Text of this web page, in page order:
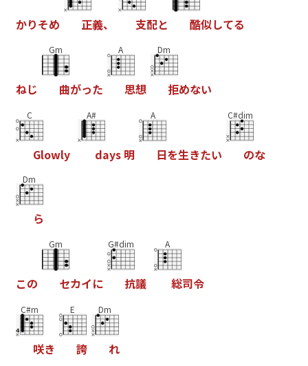
かりそめ 正義、 支配と 酷似してる
ねじ
Gm
曲がった
A
思想
Dm
拒めない
C
Glowly
A#
days 明
A
日を生きたい
C#dim
のな
Dm
ら
この
Gm
セカイに
G#dim
抗議
A
総司令
C#m
咲き
E
誇
Dm
れ